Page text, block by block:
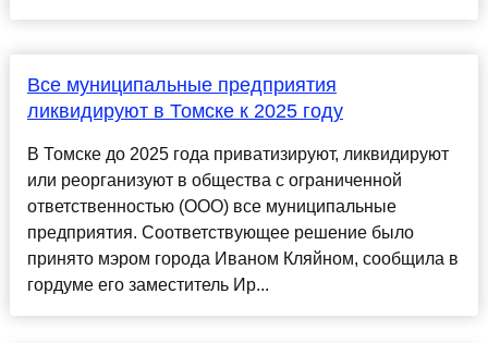
Все муниципальные предприятия
ликвидируют в Томске к 2025 году
В Томске до 2025 года приватизируют, ликвидируют
или реорганизуют в общества с ограниченной
ответственностью (ООО) все муниципальные
предприятия. Соответствующее решение было
принято мэром города Иваном Кляйном, сообщила в
гордуме его заместитель Ир...